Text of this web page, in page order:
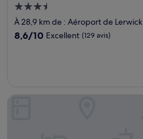
Hébergement
3.5 étoiles
À 28,9 km de : Aéroport de
8.6
8,6/10 Excellent (129 avis)
Shetland Hotel